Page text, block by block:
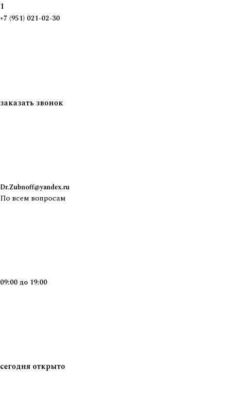
1
+7 (951) 021-02-30
заказать звонок
Dr.Zubnoff@yandex.ru
По всем вопросам
09:00 до 19:00
сегодня открыто